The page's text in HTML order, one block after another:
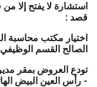
الصالح القسم الوظيفي
تودع العروض بمقر
رأس العين البيض الهاتف رقم 049612053 -
ميقومه
استشارة لا يفتح إلا
قصد :
الصالح القسم
تودع العروض بمقر
- رأس العين البيض الهاتف رقم